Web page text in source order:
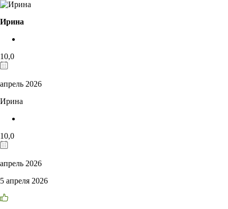
Ирина
10,0
апрель 2026
Ирина
10,0
апрель 2026
5 апреля 2026